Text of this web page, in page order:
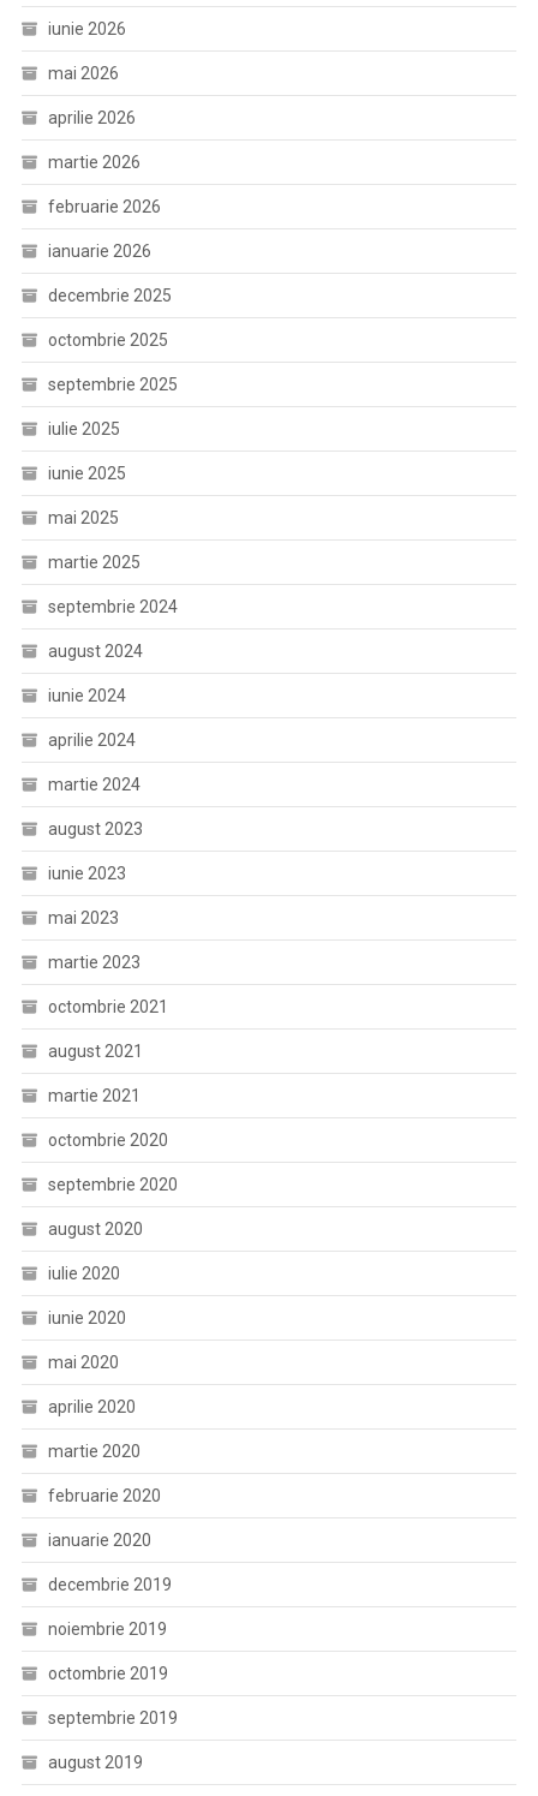
iunie 2026
mai 2026
aprilie 2026
martie 2026
februarie 2026
ianuarie 2026
decembrie 2025
octombrie 2025
septembrie 2025
iulie 2025
iunie 2025
mai 2025
martie 2025
septembrie 2024
august 2024
iunie 2024
aprilie 2024
martie 2024
august 2023
iunie 2023
mai 2023
martie 2023
octombrie 2021
august 2021
martie 2021
octombrie 2020
septembrie 2020
august 2020
iulie 2020
iunie 2020
mai 2020
aprilie 2020
martie 2020
februarie 2020
ianuarie 2020
decembrie 2019
noiembrie 2019
octombrie 2019
septembrie 2019
august 2019